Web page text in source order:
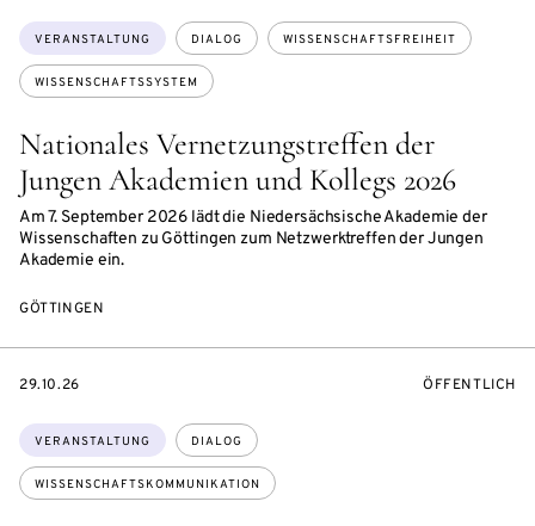
Nationales Vernetzungstreffen der
Jungen Akademien und Kollegs 2026
Am 7. September 2026 lädt die Niedersächsische Akademie der
Wissenschaften zu Göttingen zum Netzwerktreffen der Jungen
Akademie ein.
Themen:
VERANSTALTUNG DIALOG WISSENSCHAFTSFREIHEIT
WISSENSCHAFTSSYSTEM
GÖTTINGEN
Themen:
VERANSTALTUNG DIALOG
WISSENSCHAFTSKOMMUNIKATION
EVENTBEGINSON
29.10.26 ÖFFENTLICH